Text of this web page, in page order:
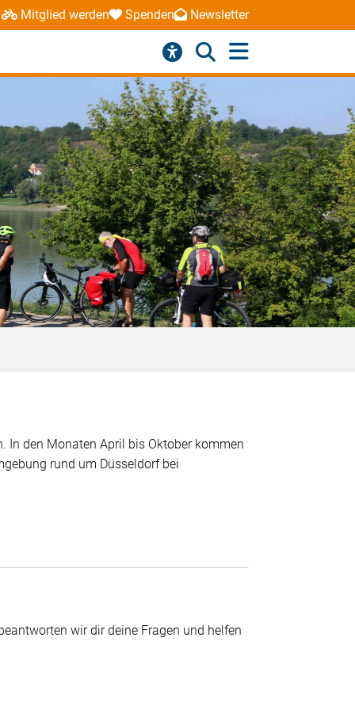
Mitglied werden Spenden Newsletter
In den Monaten April bis Oktober kommen
rund um Düsseldorf bei
wir dir deine Fragen und helfen